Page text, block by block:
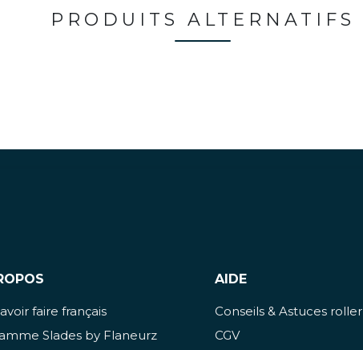
PRODUITS ALTERNATIFS
faire français
Slades by Flaneurz
AIDE
Conseils & Astuces roller
CGV